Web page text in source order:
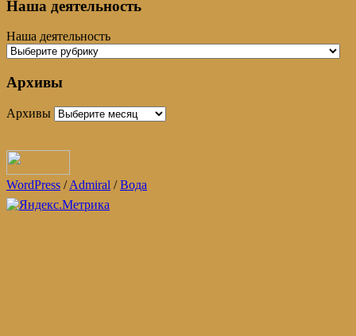
Наша деятельность
Наша деятельность
Архивы
Архивы
WordPress /Admiral /Вода